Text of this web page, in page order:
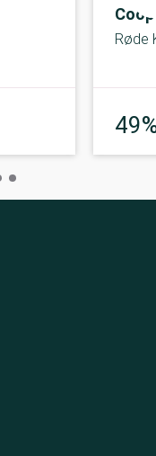
Coop
Røde